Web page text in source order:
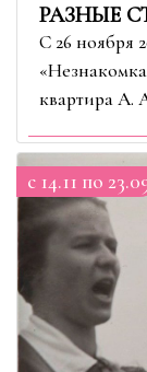
РАЗНЫЕ
С 26 ноября
квартира А.
c 14.11 по